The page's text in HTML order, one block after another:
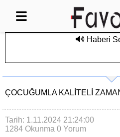
Haberi
ÇOCUĞUMLA KALITELI
Tarih: 1.11.2024 21:24:00
1284 Okunma 0 Yorum